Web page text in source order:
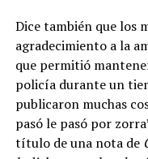
Dice también que los
agradecimiento a la
que permitió
policía durante un
publicaron muchas
pasó le pasó por
título de una nota de